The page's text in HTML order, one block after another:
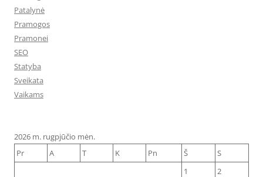
Patalynė
Pramogos
Pramonei
SEO
Statyba
Sveikata
Vaikams
2026 m. rugpjūčio mėn.
Pr
A T K Pn Š
S
1
2